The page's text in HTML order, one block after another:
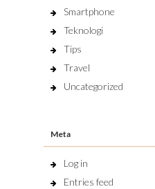
Smartphone
Teknologi
Tips
Travel
Uncategorized
Meta
Log in
Entries feed